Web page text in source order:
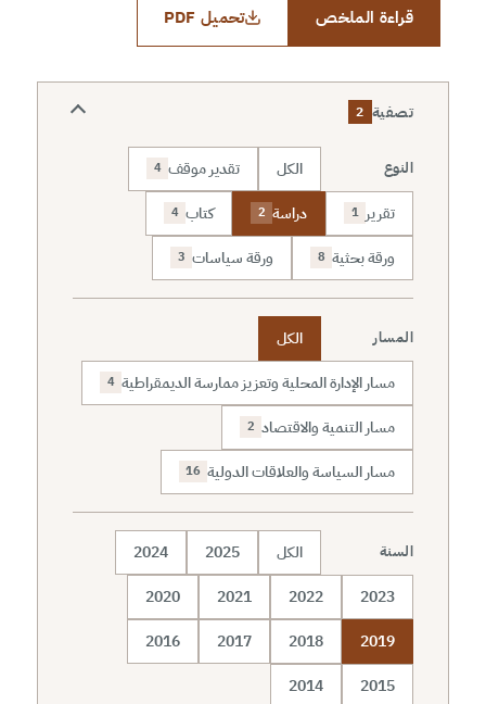
قراءة الملخص تحميل PDF
تصفية 2
النوع الكل تقدير موقف 4
تقرير 1 دراسة 2 كتاب 4
ورقة بحثية 8 ورقة سياسات 3
المسار
الكل
مسار الإدارة المحلية وتعزيز ممارسة الديمقراطية 4
مسار التنمية والاقتصاد 2
مسار السياسة والعلاقات الدولية 16
السنة الكل 2025
2024
2023
2022
2021
2020
2019
2018
2017
2016
2015
2014